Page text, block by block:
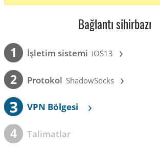
Bağlantı sihirbazı
1 İşletim sistemi iOS13 ›
2 Protokol ShadowSocks ›
3 VPN Bölgesi ›
4 Talimatlar